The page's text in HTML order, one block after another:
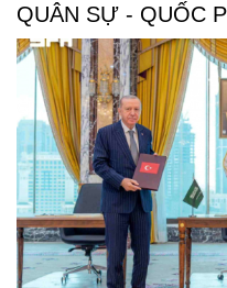
QUÂN SỰ - QUỐC